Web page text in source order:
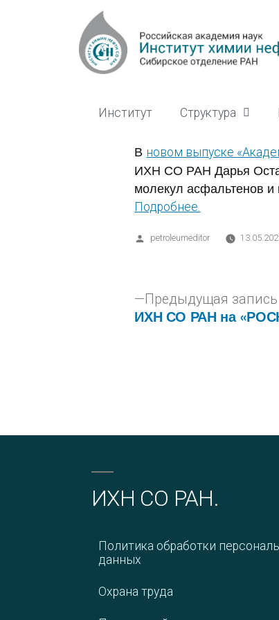
Институт Структура
В новом выпуске
ИХН СО РАН Дарья
молекул асфальтенов
Подробнее.
petroleumeditor
Предыдущая запись
ИХН СО РАН на
ИХН СО РАН.
Политика обработки
данных
Охрана труда